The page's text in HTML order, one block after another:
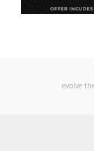
evolve